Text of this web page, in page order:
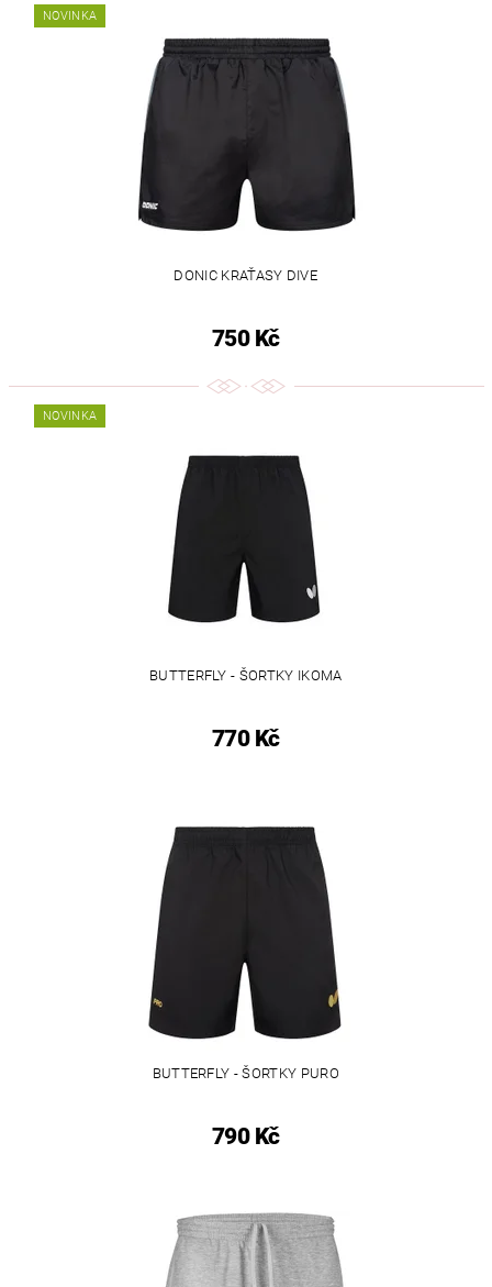
NOVINKA
DONIC KRAŤASY DIVE
750 Kč
NOVINKA
BUTTERFLY - ŠORTKY IKOMA
770 Kč
BUTTERFLY - ŠORTKY PURO
790 Kč